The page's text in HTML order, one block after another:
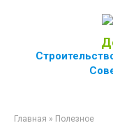
Главная » Полезное